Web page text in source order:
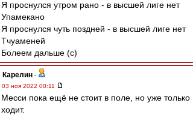
Я проснулся утром рано - в высшей лиге нет
Упамекано
Я проснулся чуть поздней - в высшей лиге нет
Тчуаменей
Болеем дальше (с)
Карелин -
03 ноя 2022 00:11
Месси пока ещё не стоит в поле, но уже только
ходит.